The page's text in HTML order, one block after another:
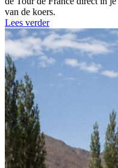
van de koers.
Lees verder